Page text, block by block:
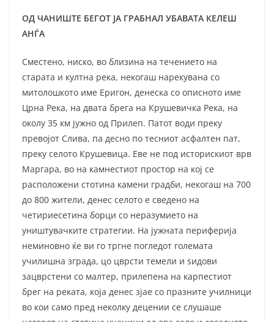
ОД ЧАНИШТЕ БЕГОТ ЈА ГРАБНАЛ УБАВАТА КЕЛЕШ
АНЃА
Сместено, ниско, во близина на течението на
старата и култна река, некогаш нарекувана со
митолошкото име Еригон, денеска со описното име
Црна Река, на двата брега на Крушевичка Река, на
околу 35 км јужно од Прилеп. Патот води преку
превојот Слива, па десно по тесниот асфалтен пат,
преку селото Крушевица. Еве не под историскиот врв
Маргара, во на камнестиот простор на кој се
расположени стотина камени градби, некогаш на 700
до 800 жители, денес селото е сведено на
четириесетина борци со неразумието на
уништувачките стратегии. На јужната периферија
неминовно ќе ви го тргне погледот големата
училишна зграда, цо цврсти темели и ѕидови
зацврстени со малтер, прилепена на карпестиот
брег на реката, која денес зјае со празните училници
во кои само пред неколку децении се слушаше